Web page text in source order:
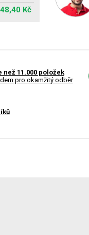
48,40 Kč
než 11.000 položek
pro okamžitý odběr